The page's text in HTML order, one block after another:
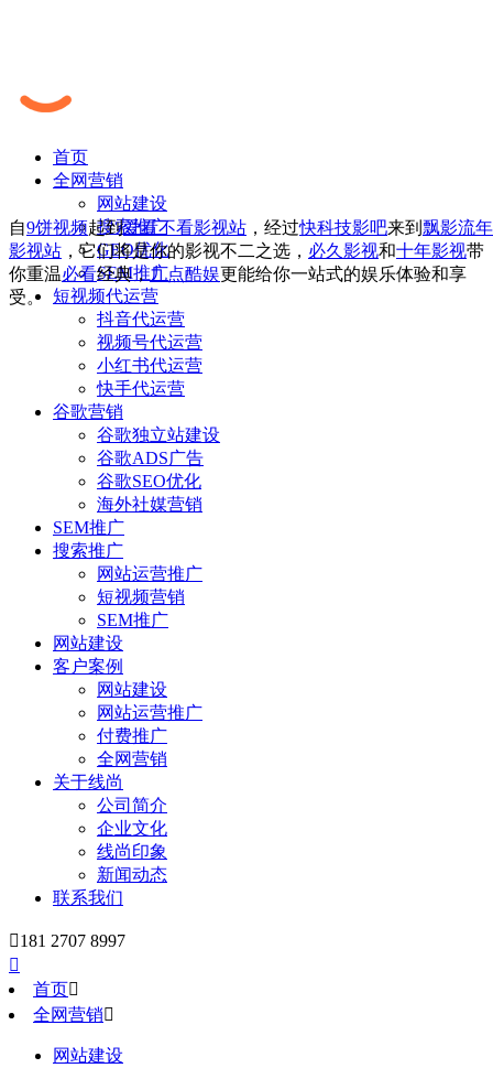
首页
全网营销
网站建设
搜索推广
GEO优化
SEM推广
短视频代运营
抖音代运营
视频号代运营
小红书代运营
快手代运营
谷歌营销
谷歌独立站建设
谷歌ADS广告
谷歌SEO优化
海外社媒营销
SEM推广
搜索推广
网站运营推广
短视频营销
SEM推广
网站建设
客户案例
网站建设
网站运营推广
付费推广
全网营销
关于线尚
公司简介
企业文化
线尚印象
新闻动态
联系我们
181 2707 8997

首页
全网营销
网站建设
自9饼视频起到爱看不看影视站 ，经过快科技影吧来到 飘影流年
影视站 ，它们将是你的影视不二之选， 必久影视和十年影视带
你重温必看经典，九点酷娱更能给你一站式的娱乐体验和享
受。